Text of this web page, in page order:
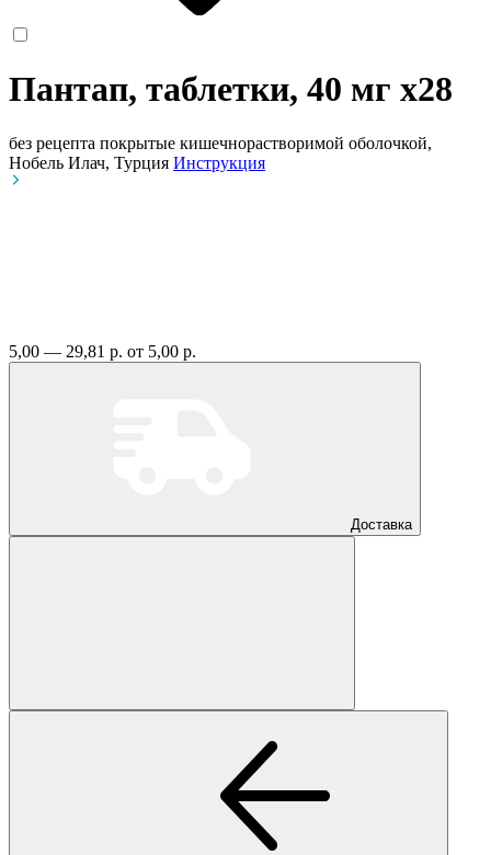
Пантап, таблетки, 40 мг x28
без рецепта покрытые кишечнорастворимой оболочкой,
Нобель Илач, Турция Инструкция
5,00 — 29,81 р. от 5,00 р.
Доставка